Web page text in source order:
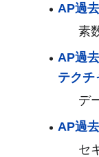
AP過
素
AP過
テクチ
デ
AP過
セ